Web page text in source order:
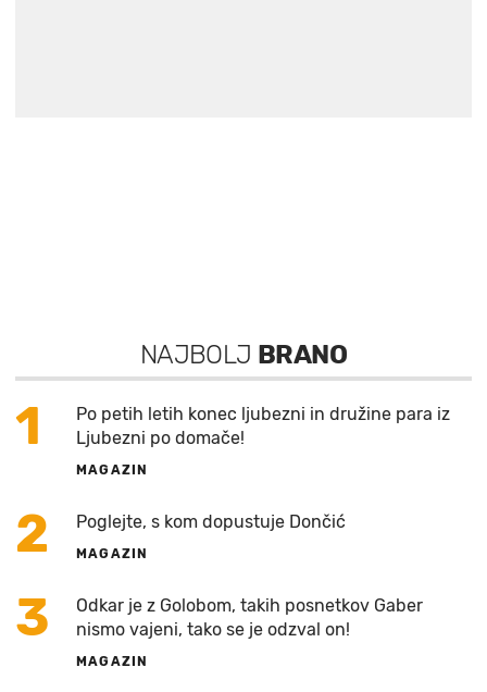
NAJBOLJ BRANO
1
Po petih letih konec ljubezni in družine para iz
Ljubezni po domače!
MAGAZIN
2 Poglejte, s kom dopustuje Dončić
MAGAZIN
3
Odkar je z Golobom, takih posnetkov Gaber
nismo vajeni, tako se je odzval on!
MAGAZIN